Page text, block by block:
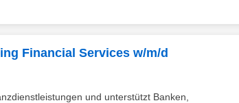
Financial Services w/m/d
und unterstützt Banken,